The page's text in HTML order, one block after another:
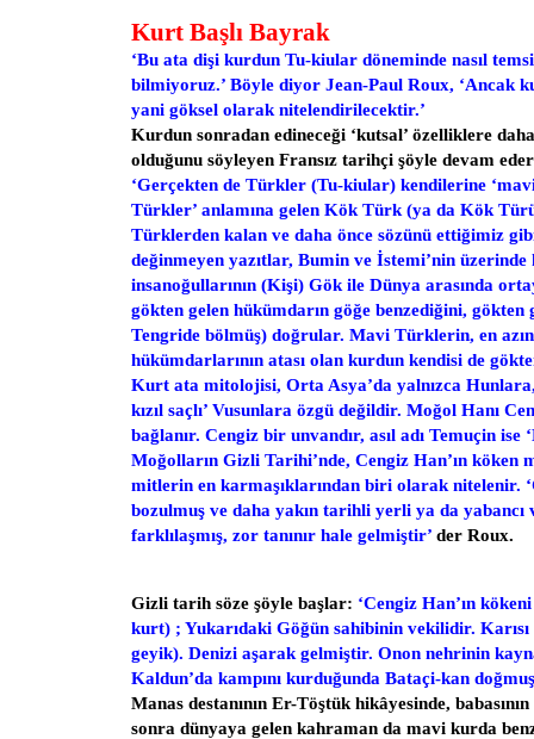
Kurt Başlı Bayrak
‘Bu ata dişi kurdun Tu-kiular döneminde nasıl
bilmiyoruz.’ Böyle diyor Jean-Paul Roux, ‘Ancak
yani göksel olarak nitelendirilecektir.’
Kurdun sonradan edineceği ‘kutsal’ özelliklere
olduğunu söyleyen Fransız tarihçi şöyle devam
‘Gerçekten de Türkler (Tu-kiular) kendilerine
Türkler’ anlamına gelen Kök Türk (ya da Kök
Türklerden kalan ve daha önce sözünü ettiğimiz
değinmeyen yazıtlar, Bumin ve İstemi’nin
insanoğullarının (Kişi) Gök ile Dünya arasında
gökten gelen hükümdarın göğe benzediğini,
Tengride bölmüş) doğrular. Mavi Türklerin, en
hükümdarlarının atası olan kurdun kendisi de
Kurt ata mitolojisi, Orta Asya’da yalnızca
kızıl saçlı’ Vusunlara özgü değildir. Moğol Hanı
bağlanır. Cengiz bir unvandır, asıl adı Temuçin ise
Moğolların Gizli Tarihi’nde, Cengiz Han’ın köken
mitlerin en karmaşıklarından biri olarak nitelenir.
bozulmuş ve daha yakın tarihli yerli ya da
farklılaşmış, zor tanınır hale gelmiştir’ der Roux.
Gizli tarih söze şöyle başlar: ‘Cengiz Han’ın
kurt) ; Yukarıdaki Göğün sahibinin vekilidir.
geyik). Denizi aşarak gelmiştir. Onon nehrinin
Kaldun’da kampını kurduğunda Bataçi-kan
Manas destanının Er-Töştük hikâyesinde,
sonra dünyaya gelen kahraman da mavi kurda